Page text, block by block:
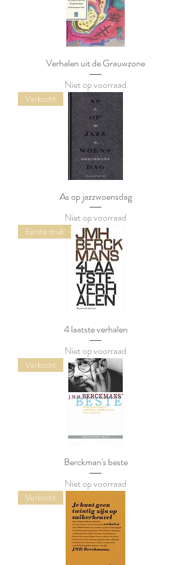
Verhalen uit de Grauwzone
Niet op voorraad
Verkocht
As op jazzwoensdag
Niet op voorraad
Eerste druk
4 laatste verhalen
Niet op voorraad
Verkocht
Berckman's beste
Niet op voorraad
Verkocht